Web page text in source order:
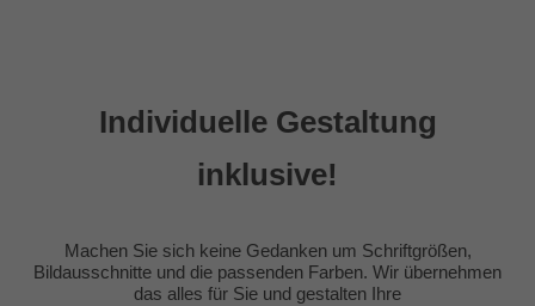
Individuelle Gestaltung
inklusive!
Machen Sie sich keine Gedanken um Schriftgrößen,
Bildausschnitte und die passenden Farben. Wir übernehmen
das alles für Sie und gestalten Ihre